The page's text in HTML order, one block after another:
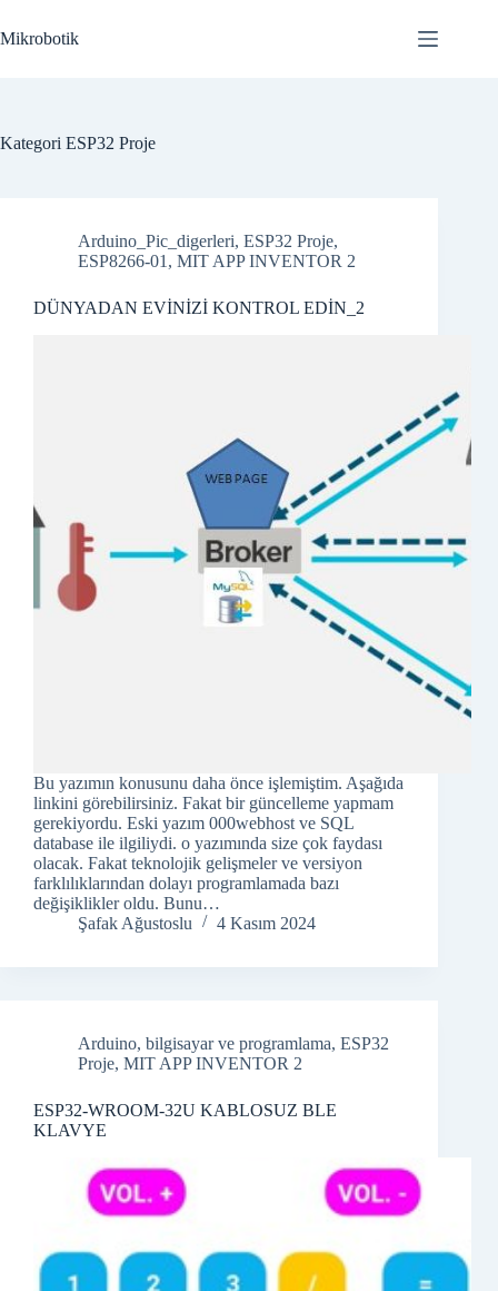
to
content
Mikrobotik
Kategori ESP32 Proje
Arduino_Pic_digerleri, ESP32 Proje,
ESP8266-01 , MIT APP INVENTOR 2
DÜNYADAN EVİNİZİ KONTROL EDİN_2
Bu yazımın konusunu daha önce işlemiştim. Aşağıda
linkini görebilirsiniz. Fakat bir güncelleme yapmam
gerekiyordu. Eski yazım 000webhost ve SQL
database ile ilgiliydi. o yazımında size çok faydası
olacak. Fakat teknolojik gelişmeler ve versiyon
farklılıklarından dolayı programlamada bazı
değişiklikler oldu. Bunu…
Şafak Ağustoslu
4 Kasım 2024
Arduino, bilgisayar ve programlama, ESP32
Proje, MIT APP INVENTOR 2
ESP32-WROOM-32U KABLOSUZ BLE
KLAVYE